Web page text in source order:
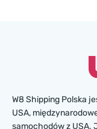
W8 Shipping Polska
USA,
samochodów z USA.